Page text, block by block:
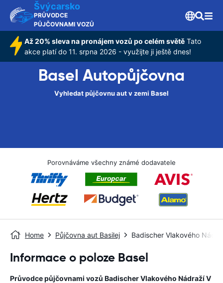
Švýcarsko
PRŮVODCE
PŮJČOVNAMI VOZŮ
Až 20% sleva na pronájem vozů po celém světě Tato
akce platí do 11. srpna 2026 - využijte ji ještě dnes!
Basel Autopůjčovna
Vyhledat půjčovnu aut v zemi Basel
Porovnáváme všechny známé dodavatele
Home Půjčovna aut Basilej Badischer Vlakového
Informace o poloze Basel
Průvodce půjčovnami vozů Badischer Vlakového Nádraží V